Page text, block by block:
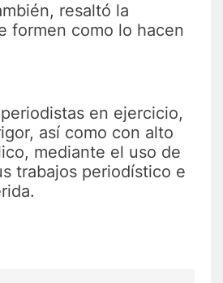
resaltó la
formen como lo hacen
en ejercicio,
así como con alto
mediante el uso de
trabajos periodístico e